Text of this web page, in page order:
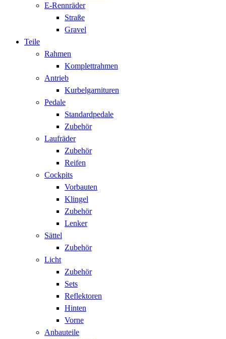
E-Rennräder
Straße
Gravel
Teile
Rahmen
Komplettrahmen
Antrieb
Kurbelgarnituren
Pedale
Standardpedale
Zubehör
Laufräder
Zubehör
Reifen
Cockpits
Vorbauten
Klingel
Zubehör
Lenker
Sättel
Zubehör
Licht
Zubehör
Sets
Reflektoren
Hinten
Vorne
Anbauteile